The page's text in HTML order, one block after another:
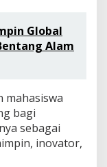
Global
Alam
mahasiswa
bagi
sebagai
inovator,